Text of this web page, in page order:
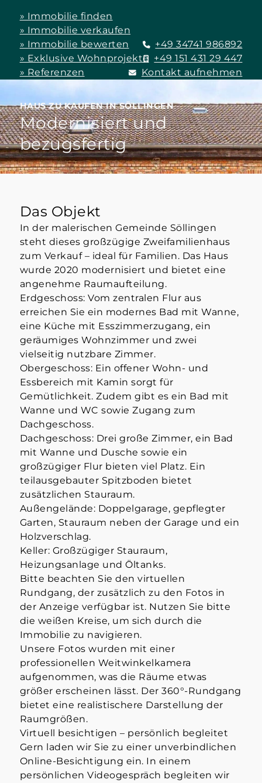
» Immobilie finden
» Immobilie verkaufen
» Immobilie bewerten
» Exklusive Wohnprojekte
» Referenzen
+49 34741 986892
+49 151 431 29 447
Kontakt aufnehmen
HAUS ZU KAUFEN IN SÖLLINGEN
Modernisiert und
bezugsfertig
Das Objekt
In der malerischen Gemeinde Söllingen
steht dieses großzügige Zweifamilienhaus
zum Verkauf – ideal für Familien. Das Haus
wurde 2020 modernisiert und bietet eine
angenehme Raumaufteilung.
Erdgeschoss: Vom zentralen Flur aus
erreichen Sie ein modernes Bad mit Wanne,
eine Küche mit Esszimmerzugang, ein
geräumiges Wohnzimmer und zwei
vielseitig nutzbare Zimmer.
Obergeschoss: Ein offener Wohn- und
Essbereich mit Kamin sorgt für
Gemütlichkeit. Zudem gibt es ein Bad mit
Wanne und WC sowie Zugang zum
Dachgeschoss.
Dachgeschoss: Drei große Zimmer, ein Bad
mit Wanne und Dusche sowie ein
großzügiger Flur bieten viel Platz. Ein
teilausgebauter Spitzboden bietet
zusätzlichen Stauraum.
Außengelände: Doppelgarage, gepflegter
Garten, Stauraum neben der Garage und ein
Holzverschlag.
Keller: Großzügiger Stauraum,
Heizungsanlage und Öltanks.
Bitte beachten Sie den virtuellen
Rundgang, der zusätzlich zu den Fotos in
der Anzeige verfügbar ist. Nutzen Sie bitte
die weißen Kreise, um sich durch die
Immobilie zu navigieren.
Unsere Fotos wurden mit einer
professionellen Weitwinkelkamera
aufgenommen, was die Räume etwas
größer erscheinen lässt. Der 360°-Rundgang
bietet eine realistischere Darstellung der
Raumgrößen.
Virtuell besichtigen – persönlich begleitet
Gern laden wir Sie zu einer unverbindlichen
Online-Besichtigung ein. In einem
persönlichen Videogespräch begleiten wir